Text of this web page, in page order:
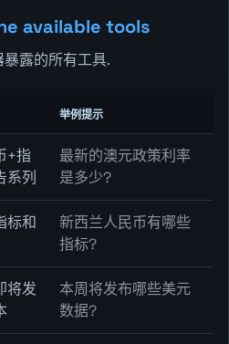
available tools
露的所有工具.
举例提示
+指
系列
最新的澳元政策利率
是多少?
标和
新西兰人民币有哪些
指标?
将发
本周将发布哪些美元
数据?